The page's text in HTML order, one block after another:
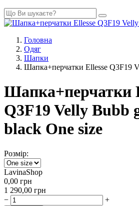
Головна
Одяг
Шапки
Шапка+перчатки Ellesse Q3F19
Шапка+перчатки
Q3F19 Velly Bubb
black One size
Розмір:
LavinaShop
0,00 грн
1 290,00 грн
−
+